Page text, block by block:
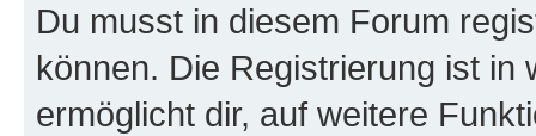
Du musst in diesem Forum
können. Die Registrierung ist in
ermöglicht dir, auf weitere